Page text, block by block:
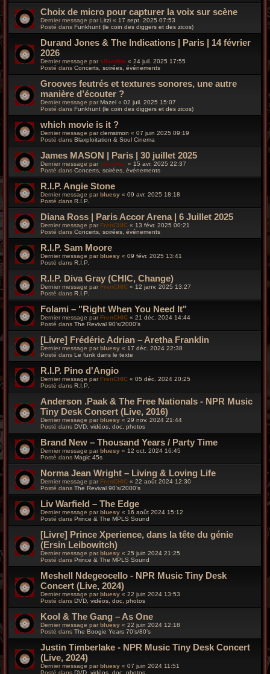
Choix de micro pour capturer la voix sur scène
Dernier message par Litzi « 17 sept. 2025 07:53
Posté dans Funkhunt (le coin des diggers et des zicos)
Durand Jones & The Indications | Paris | 14 février
2026
Dernier message par silverfox « 24 juil. 2025 17:55
Posté dans Concerts, soirées, événements
Grooves feutrés et textures sonores, une autre
manière d’écouter ?
Dernier message par Mazel « 02 juil. 2025 15:07
Posté dans Funkhunt (le coin des diggers et des zicos)
which movie is it ?
Dernier message parclemsimon « 07 juin 2025 09:19
Posté dans Blaxploitation & Soul Cinema
James MASON | Paris | 30 juillet 2025
Dernier message par silverfox « 15 avr. 2025 22:37
Posté dans Concerts, soirées, événements
R.I.P. Angie Stone
Dernier message parbluesy « 09 avr. 2025 18:18
Posté dans R.I.P.
Diana Ross | Paris Accor Arena | 6 Juillet 2025
Dernier message par FrenCHIC « 13 févr. 2025 00:21
Posté dans Concerts, soirées, événements
R.I.P. Sam Moore
Dernier message parbluesy « 09 févr. 2025 13:41
Posté dans R.I.P.
R.I.P. Diva Gray (CHIC, Change)
Dernier message par FrenCHIC « 12 janv. 2025 13:27
Posté dans R.I.P.
Folami – "Right When You Need It"
Dernier message parFrenCHIC « 21 déc. 2024 14:44
Posté dans The Revival 90’s/2000’s
[Livre] Frédéric Adrian – Aretha Franklin
Dernier message par bluesy « 17 déc. 2024 22:38
Posté dans Le funk dans le texte
R.I.P. Pino d'Angio
Dernier message parFrenCHIC « 05 déc. 2024 20:25
Posté dans R.I.P.
Anderson .Paak & The Free Nationals - NPR Music
Tiny Desk Concert (Live, 2016)
Dernier message par bluesy « 29 nov. 2024 21:44
Posté dans DVD, vidéos, doc, photos
Brand New – Thousand Years / Party Time
Dernier message parbluesy « 12 oct. 2024 16:45
Posté dans Magic 45s
Norma Jean Wright – Living & Loving Life
Dernier message par FrenCHIC « 22 août 2024 12:30
Posté dans The Revival 90’s/2000’s
Liv Warfield – The Edge
Dernier message parbluesy « 16 août 2024 15:12
Posté dans Prince & The MPLS Sound
[Livre] Prince Xperience, dans la tête du génie
(Ersin Leibowitch)
Dernier message par bluesy « 25 juin 2024 21:25
Posté dans Prince & The MPLS Sound
Meshell Ndegeocello - NPR Music Tiny Desk
Concert (Live, 2024)
Dernier message par bluesy « 22 juin 2024 13:53
Posté dans DVD, vidéos, doc, photos
Kool & The Gang – As One
Dernier message par bluesy « 22 juin 2024 12:18
Posté dans The Boogie Years 70’s/80’s
Justin Timberlake - NPR Music Tiny Desk Concert
(Live, 2024)
Dernier message par bluesy « 07 juin 2024 11:51
Posté dans DVD, vidéos, doc, photos